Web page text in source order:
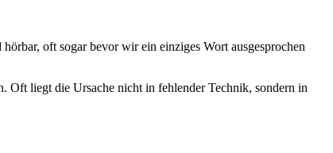
oft sogar bevor wir ein einziges Wort ausgesprochen
Oft liegt die Ursache nicht in fehlender Technik, sondern in